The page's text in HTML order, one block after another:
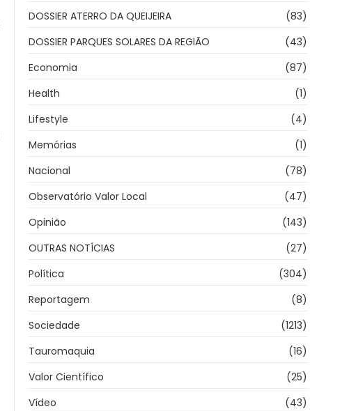
DOSSIER ATERRO DA QUEIJEIRA
(83)
DOSSIER PARQUES SOLARES DA REGIÃO
(43)
Economia
(87)
Health
(1)
Lifestyle
(4)
Memórias
(1)
Nacional
(78)
Observatório Valor Local
(47)
Opinião
(143)
OUTRAS NOTÍCIAS
(27)
Política
(304)
Reportagem
(8)
Sociedade
(1213)
Tauromaquia
(16)
Valor Científico
(25)
Vídeo
(43)